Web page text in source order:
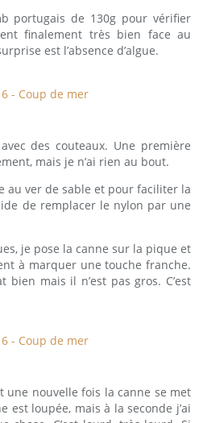
portugais de 130g pour vérifier
finalement très bien face au
est l’absence d’algue.
des couteaux. Une première
mais je n’ai rien au bout.
au ver de sable et pour faciliter la
de remplacer le nylon par une
je pose la canne sur la pique et
à marquer une touche franche.
mais il n’est pas gros. C’est
une nouvelle fois la canne se met
est loupée, mais à la seconde j’ai